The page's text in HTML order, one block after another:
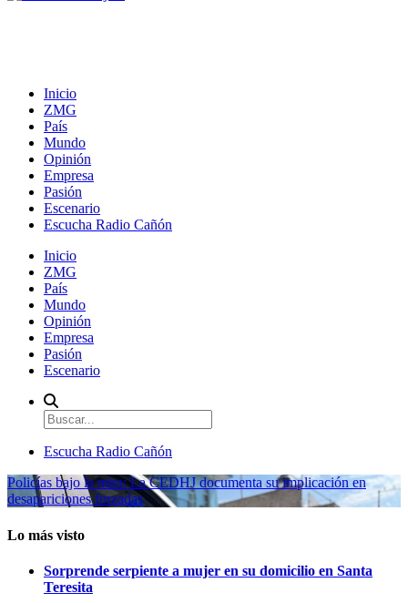
Inicio
ZMG
País
Mundo
Opinión
Empresa
Pasión
Escenario
Escucha Radio Cañón
Inicio
ZMG
País
Mundo
Opinión
Empresa
Pasión
Escenario
Escucha Radio Cañón
Policías bajo la mira: La CEDHJ documenta su implicación en
desapariciones forzadas
Lo más visto
Sorprende serpiente a mujer en su domicilio en Santa
Teresita